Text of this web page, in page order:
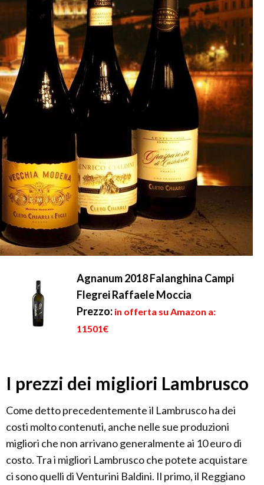
Agnanum 2018 Falanghina Campi
Flegrei Raffaele Moccia
Prezzo: in offerta su Amazon a:
11501€
I prezzi dei migliori Lambrusco
Come detto precedentemente il Lambrusco ha dei
costi molto contenuti, anche nelle sue produzioni
migliori che non arrivano generalmente ai 10 euro di
costo. Tra i migliori Lambrusco che potete acquistare
ci sono quelli di Venturini Baldini. Il primo, il Reggiano